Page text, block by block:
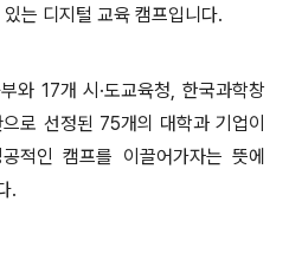
는 디지털 교육 캠프입니다.
와 17개 시 ·도교육청,한국과학창
로 선정된 75개의 대학과 기업이
적인 캠프를 이끌어가자는 뜻에
.